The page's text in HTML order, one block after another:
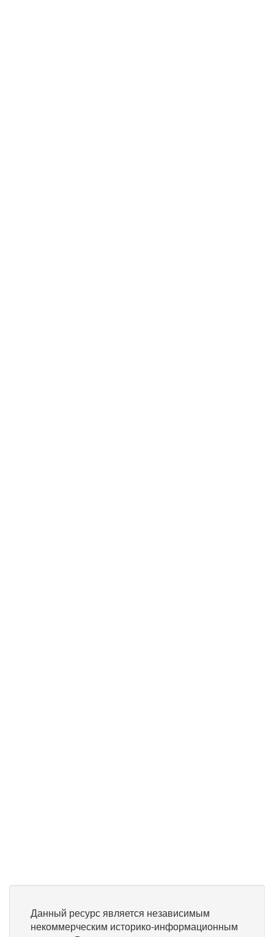
Данный ресурс является независимым
некоммерческим историко-информационным